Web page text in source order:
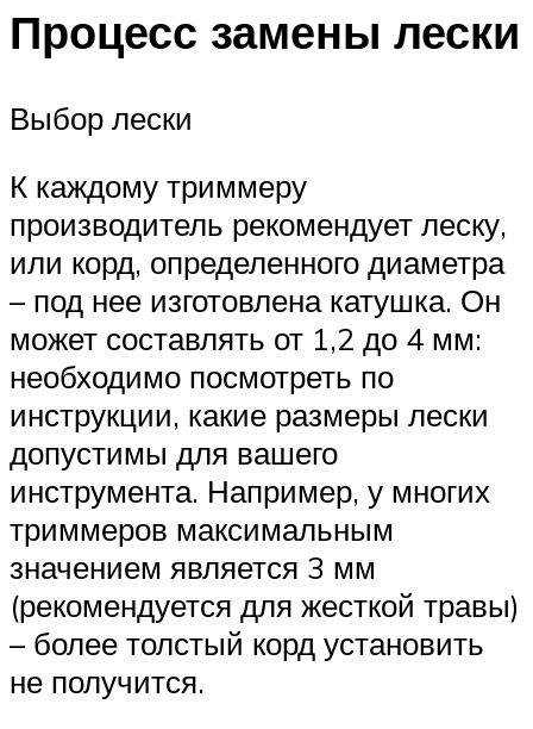
Процесс замены лески
Выбор лески
К каждому триммеру
производитель рекомендует леску,
или корд, определенного диаметра
– под нее изготовлена катушка. Он
может составлять от 1,2 до 4 мм:
необходимо посмотреть по
инструкции, какие размеры лески
допустимы для вашего
инструмента. Например, у многих
триммеров максимальным
значением является 3 мм
(рекомендуется для жесткой травы)
– более толстый корд установить
не получится.